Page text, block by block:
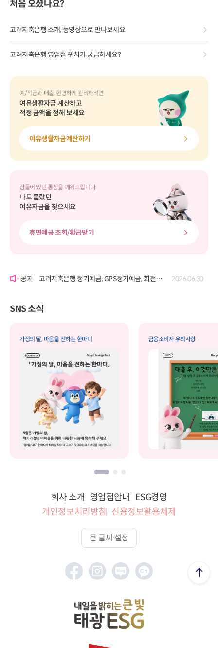
처음 오셨나요?
고려저축은행 소개, 동영상으로 만나보세요
고려저축은행 영업점 위치가 궁금하세요?
예/적금과 대출, 현명하게 관리하려면
여유생활자금 계산하고
적정 금액을 정해 보세요
여유생활자금계산하기
잠들어 있던 통장을 깨워드립니다
나도 몰랐던
여유자금을 찾으세요
휴면예금 조회/환급받기
고려저축은행 정기예금, GPS정기예금, 회전정기예금, GPS회전정기예금, 자유적립예금, 퇴직연금정기예금, 보고파플러스 파킹통장(기업포함)의 금리 변경 공시
2026.06.30
SNS 소식
가정의 달, 마음을 전하는 한마디 금융소비자 유의사항
회사 소개 영업점안내 ESG경영
개인정보처리방침 신용정보활용체제
큰 글씨 설정